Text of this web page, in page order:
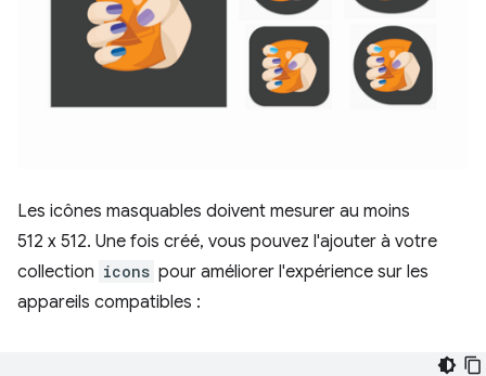
Les icônes masquables doivent mesurer au moins
512 x 512. Une fois créé, vous pouvez l'ajouter à votre
collection icons pour améliorer l'expérience sur les
appareils compatibles :